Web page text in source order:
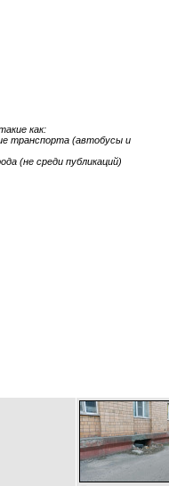
как:
транспорта (автобусы и
(не среди публикаций)